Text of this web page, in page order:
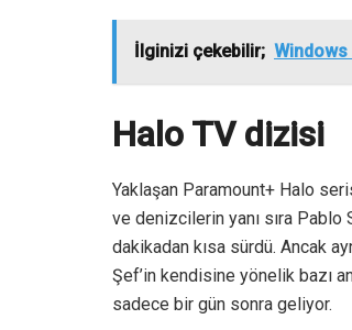
İlginizi çekebilir; Windows
Halo TV dizisi
Yaklaşan Paramount+ Halo
ve denizcilerin yanı sıra Pablo
dakikadan kısa sürdü. Ancak
Şef’in kendisine yönelik bazı
sadece bir gün sonra geliyor.